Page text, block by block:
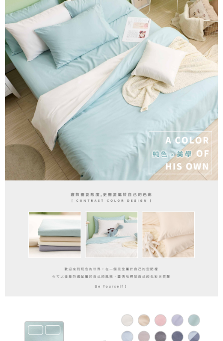
流程，驗證手機門號後，選擇欲分期的期數、繳款截止日，確認付款後即完
成交易。
3.實際核准額度、可分期數及費用金額請依後續交易確認頁面所載為準。
4.訂單成立30分鐘內，如未前往確認交易或遇審核未通過，訂單將自動取
消。如遇「轉專審核」未通過狀況，表示未達大哥付你分期系統評分，恕無
法說明評估內容。
【繳款方式說明】
1.分期款項不併入電信帳單，「大哥付你分期」於每月結算日後寄送繳費提
醒簡訊。
2.透過簡訊連結打開帳單後，可選擇「超商條碼／台灣大直營門市／銀行轉
帳／街口支付／iPASS MONEY」等通路繳費。
【注意事項】
1.本服務係由「台灣大哥大股份有限公司」（以下簡稱本公司）所提供，讓
用戶於交易時，得透過本服務購買商品或服務，並由商店將買賣／分期付款
買賣價金債權讓與本公司後，依約使用本公司帳單繳交帳款。
2.基於同意付款使用「大哥付你分期」之契約關係目的，商店將以您的個人
資料（包含姓名、電話或地址）提供予台灣大哥大進項蒐集、處理及利用，
由本公司與您本人進行分期帳單所需資料之確認、核對及更正。
3.完整用戶服務條款，請詳閱以下連結：
https://oppay.tw/userRule
【關於「AFTEE先享後付」】
AFTEE先享後付是「在收到商品之後才付款」的支付方式。 讓您購物簡單
便利好安心！
１．簡單：不需註冊會員、不需綁卡、不需儲值。
２．便利：只要手機號碼，簡訊認證，即可結帳。
３．安心：先確認商品／服務後，再付款。
【「AFTEE先享後付」結帳流程】
１．於結帳方式選擇「AFTEE先享後付」後，將跳轉至「AFTEE先享後付」
結帳頁面，進行簡訊認證並確認金額後，即可完成結帳。
２．訂單成立數日內，您將收到繳費通知簡訊。
３．收到繳費通知簡訊後14天內，點擊此簡訊中的連結，可透過四大超商／
ATM／網路銀行／等多元方式進行付款，方視為交易完成。
※ 請注意：結帳手續完成當下不需立刻繳費，但若您需要取消訂單，請聯絡
購買商品的店家。未經商家同意取消之訂單仍視為有效，需透過AFTEE先享
後付繳納相關費用。
※ 交易是否成功請以「AFTEE先享後付 」之結帳頁面顯示為準，若有關於
是否繳費成功／繳費後需取消欲退款等相關疑問，請聯繫「AFTEE先享後付
客戶支援中心」
https://netprotections.freshdesk.com/support/home
１．透過由恩沛科技股份有限公司提供之「AFTEE先享後付」服務完成之交
權轉讓予恩沛科技股份有限公司。
２．關於個人資料處理事宜，請瀏覽以下網址：
https://aftee.tw/terms/#terms3
３．未成年的使用者請事先徵得法定代理人或監護人之同意方可使用
「AFTEE先享後付」，若未經同意申辦者引起之損失，本公司不負相關責
４．使用「AFTEE先享後付」時，將依據個別帳號之用戶狀況，依本公司即
時審查核予不同之上限額度；若仍有額度不足之情形，本公司將視審查結果
Hami Point
相關說明
「Hami Point」為中華電信所提供之點數服務，可於會員專區綁定中華電信
會員帳號後，即可在購物車使用 Hami Point 折抵消費金額 (1點等於1元)。
ATM付款
運送方式
全家取貨付款
每筆NT$60，滿NT$699(含以上)免運費
付款後全家取貨
每筆NT$60，滿NT$699(含以上)免運費
7-11取貨付款
每筆NT$60，滿NT$999(含以上)免運費
付款後7-11取貨
每筆NT$60，滿NT$999(含以上)免運費
新竹貨運
每筆NT$80，滿NT$999(含以上)免運費